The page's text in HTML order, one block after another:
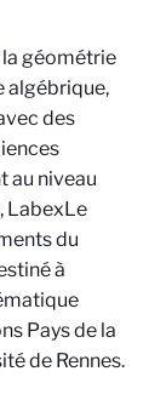
géométrie
algébrique,
des
au niveau
LabexLe
du
à
Pays de la
de Rennes.